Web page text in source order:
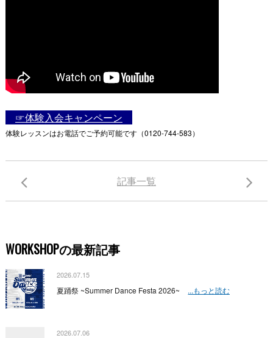
☞体験入会キャンペーン
体験レッスンはお電話でご予約可能です（0120-744-583）
記事一覧
WORKSHOPの最新記事
2026.07.15
夏踊祭 ~Summer Dance Festa 2026~ ...もっと読む
2026.07.06